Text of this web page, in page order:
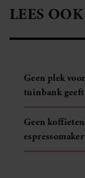
LEES OOK
Geen plek
tuinbank
Geen